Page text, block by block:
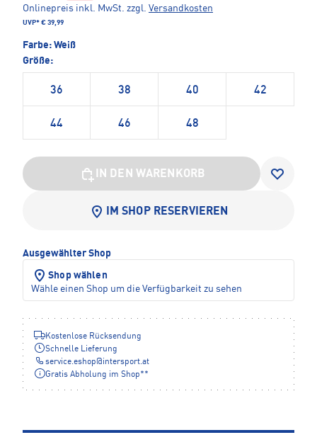
Onlinepreis inkl. MwSt. zzgl. Versandkosten
UVP* € 39,99
Farbe: Weiß
Größe:
36 38 40 42
44 46 48
IN DEN WARENKORB
IM SHOP RESERVIEREN
Ausgewählter Shop
Shop wählen
Wähle einen Shop um die Verfügbarkeit zu sehen
Kostenlose Rücksendung
Schnelle Lieferung
service.eshop@intersport.at
Gratis Abholung im Shop**